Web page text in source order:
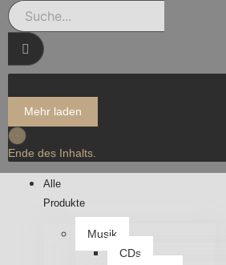
Mehr laden
Ende des Inhalts.
Alle
Produkte
Musik
CDs